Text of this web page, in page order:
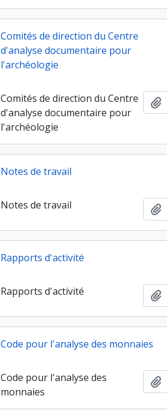
Comités de direction du Centre
d'analyse documentaire pour
l'archéologie
Comités de direction du Centre
d'analyse documentaire pour
l'archéologie
Notes de travail
Notes de travail
Rapports d'activité
Rapports d'activité
Code pour l'analyse des monnaies
Code pour l'analyse des
monnaies